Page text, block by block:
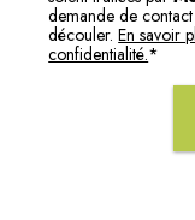
demande de
découler.En savoir
confidentialité.*